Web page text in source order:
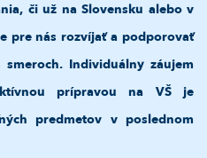
či už na Slovensku alebo v
pre nás rozvíjať a podporovať
Individuálny záujem
prípravou na VŠ je
predmetov v poslednom